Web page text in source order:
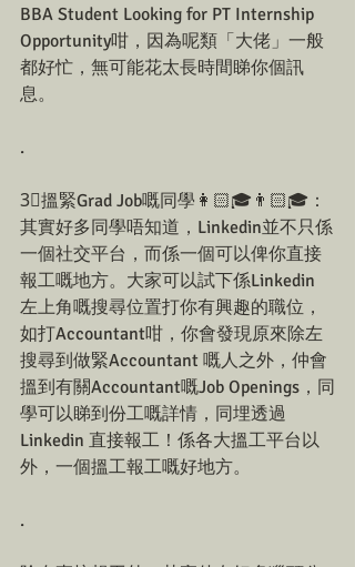
BBA Student Looking for PT Internship
Opportunity咁，因為呢類「大佬」一般
都好忙，無可能花太長時間睇你個訊
息。
.
3⃣搵緊Grad Job嘅同學👩🏻🎓👨🏻🎓：
其實好多同學唔知道，Linkedin並不只係
一個社交平台，而係一個可以俾你直接
報工嘅地方。大家可以試下係Linkedin
左上角嘅搜尋位置打你有興趣的職位，
如打Accountant咁，你會發現原來除左
搜尋到做緊Accountant 嘅人之外，仲會
搵到有關Accountant嘅Job Openings，同
學可以睇到份工嘅詳情，同埋透過
Linkedin 直接報工！係各大搵工平台以
外，一個搵工報工嘅好地方。
.